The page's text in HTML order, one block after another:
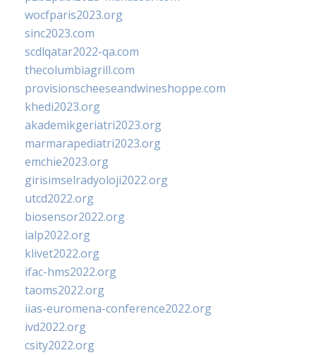
wocfparis2023.org
sinc2023.com
scdlqatar2022-qa.com
thecolumbiagrill.com
provisionscheeseandwineshoppe.com
khedi2023.org
akademikgeriatri2023.org
marmarapediatri2023.org
emchie2023.org
girisimselradyoloji2022.org
utcd2022.org
biosensor2022.org
ialp2022.org
klivet2022.org
ifac-hms2022.org
taoms2022.org
iias-euromena-conference2022.org
ivd2022.org
csity2022.org